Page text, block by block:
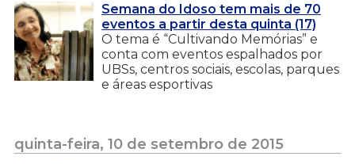
Semana do Idoso tem mais de 70
eventos a partir desta quinta (17)
O tema é “Cultivando Memórias” e
conta com eventos espalhados por
UBSs, centros sociais, escolas, parques
e áreas esportivas
quinta-feira, 10 de setembro de 2015